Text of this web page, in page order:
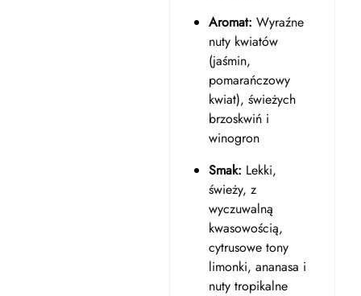
Aromat: Wyraźne
nuty kwiatów
(jaśmin,
pomarańczowy
kwiat), świeżych
brzoskwiń i
winogron
Smak: Lekki,
świeży, z
wyczuwalną
kwasowością,
cytrusowe tony
limonki, ananasa i
nuty tropikalne